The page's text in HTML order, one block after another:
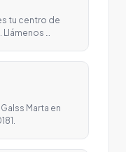
tu centro de
Llámenos …
Marta en